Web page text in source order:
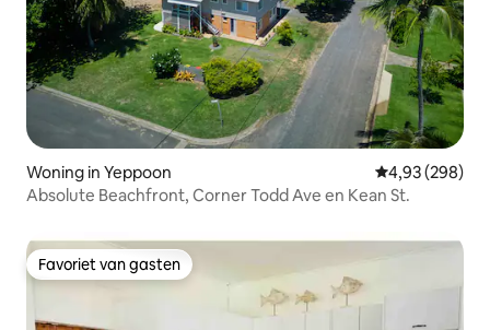
Woning in Yeppoon Gemiddelde
4,93 (298)
Absolute Beachfront, Corner Todd Ave en Kean St.
Favoriet van gasten
Favoriet van gasten